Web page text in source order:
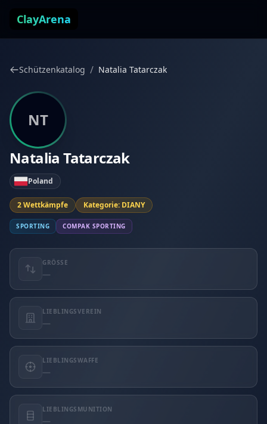
ClayArena
Schützenkatalog / Natalia Tatarczak
NT
Natalia Tatarczak
Poland
2 Wettkämpfe Kategorie: DIANY
SPORTING COMPAK SPORTING
GRÖSSE
—
LIEBLINGSVEREIN
—
LIEBLINGSWAFFE
—
LIEBLINGSMUNITION
—